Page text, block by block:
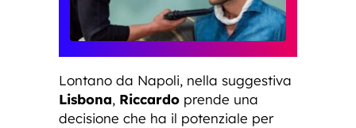
Lontano da Napoli, nella suggestiva
Lisbona, Riccardo prende una
decisione che ha il potenziale per